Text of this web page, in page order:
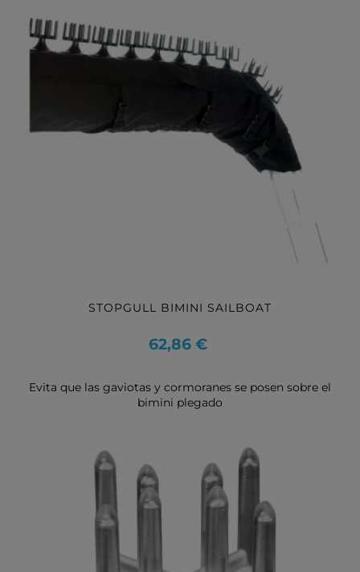
STOPGULL BIMINI SAILBOAT
Precio
62,86 €
Evita que las gaviotas y cormoranes se posen sobre el
bimini plegado